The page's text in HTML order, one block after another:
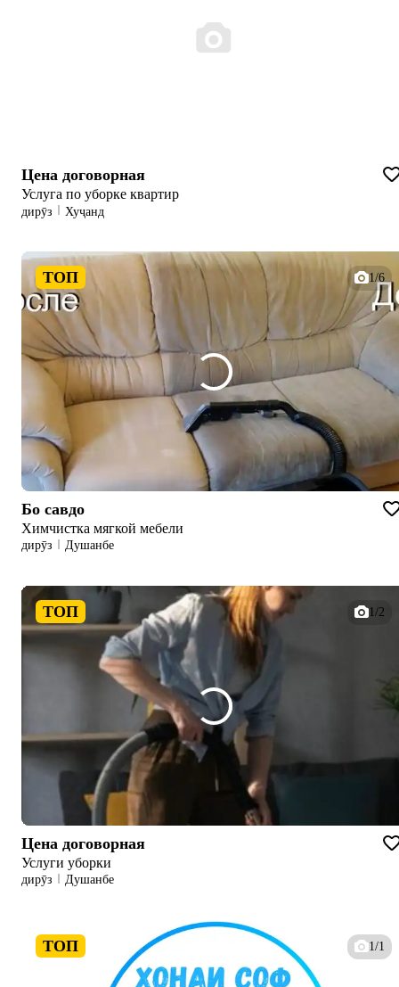
Цена договорная
Услуга по уборке квартир
дирӯз Хуҷанд
ТОП 1/6
Бо савдо
Химчистка мягкой мебели
дирӯз Душанбе
ТОП 1/2
Цена договорная
Услуги уборки
дирӯз Душанбе
ТОП 1/1